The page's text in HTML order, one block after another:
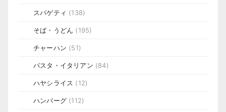
スパゲティ (138)
そば・うどん (195)
チャーハン (51)
パスタ・イタリアン (84)
ハヤシライス (12)
ハンバーグ (112)